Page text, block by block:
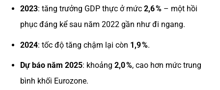
2023: tăng trưởng GDP thực ở mức 2,6 %– một hồi
phục đáng kể sau năm 2022 gần như đi ngang.
2024: tốc độ tăng chậm lại còn 1,9 %.
Dự báo năm 2025: khoảng 2,0 %, cao hơn mức trung
bình khối Eurozone.